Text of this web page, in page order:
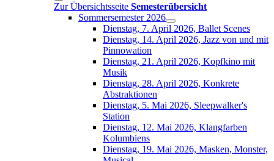
Zur Übersichtsseite Semesterübersicht
Sommersemester 2026
Dienstag, 7. April 2026, Ballet Scenes
Dienstag, 14. April 2026, Jazz von und mit
Pinnowation
Dienstag, 21. April 2026, Kopfkino mit
Musik
Dienstag, 28. April 2026, Konkrete
Abstraktionen
Dienstag, 5. Mai 2026, Sleepwalker's
Station
Dienstag, 12. Mai 2026, Klangfarben
Kolumbiens
Dienstag, 19. Mai 2026, Masken, Monster,